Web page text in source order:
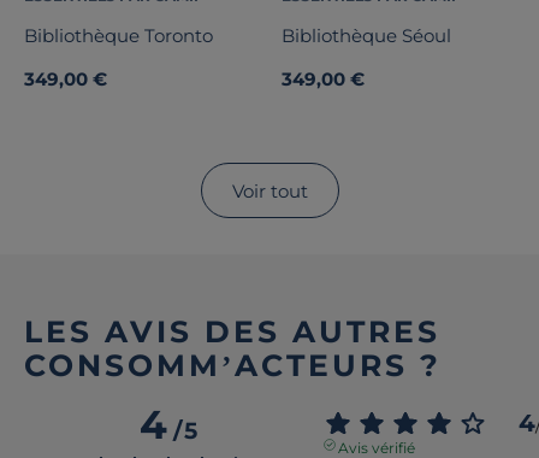
Bibliothèque Toronto
349,00 €
Bibliothèque Séoul
349,00 €
Voir tout
LES AVIS DES AUTRES
CONSOMM’ACTEURS ?
4/5 4
Avis vérifié